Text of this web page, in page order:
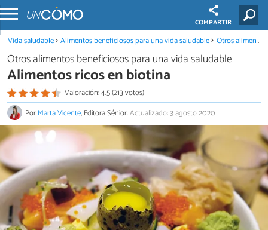
COMPARTIR
Vida saludable Alimentos beneficiosos para una vida saludable Otros alimentos beneficiosos para una vida saludable
Otros alimentos beneficiosos para una vida saludable
Alimentos ricos en biotina
Valoración: 4.5 (213 votos)
PorMarta Vicente, Editora Sénior.Actualizado: 3 agosto 2020